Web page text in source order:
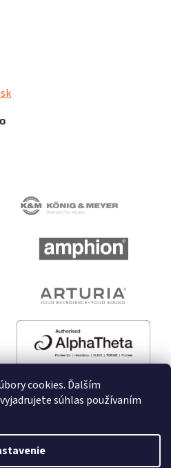
cookies. Ďalším
súhlas používaním
Shoptet